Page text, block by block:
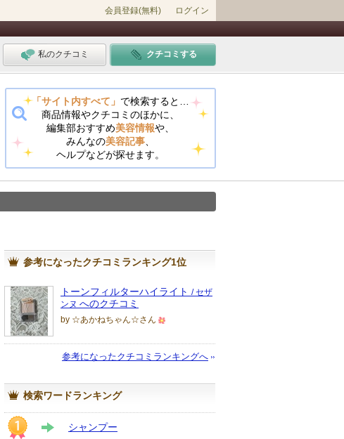
会員登録(無料) ログイン
私のクチコミ クチコミする
「サイト内すべて」 で検索すると…
商品情報やクチコミのほかに、
編集部おすすめ美容情報や、
みんなの美容記事
ヘルプなどが探せます。
参考になったクチコミランキング1位
トーンフィルターハイライト / セザ
ンヌ へのクチコミ
by ☆あかねちゃん☆さん
上
メ
参考になったクチコミランキングへ
検索ワードランキング
シャンプー